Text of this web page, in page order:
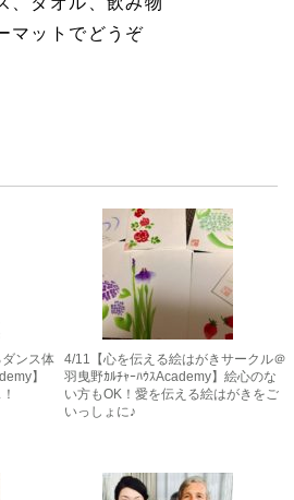
マットでどうぞ
ンス体
】
4/11【心を伝える絵はがきサークル＠
羽曳野ｶﾙﾁｬｰﾊｳｽAcademy】絵心のな
い方もOK！愛を伝える絵はがきをご
いっしょに♪